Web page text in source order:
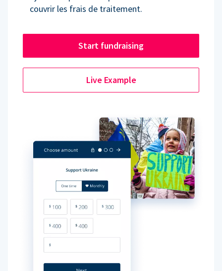
couvrir les frais de traitement.
Start fundraising
Live Example